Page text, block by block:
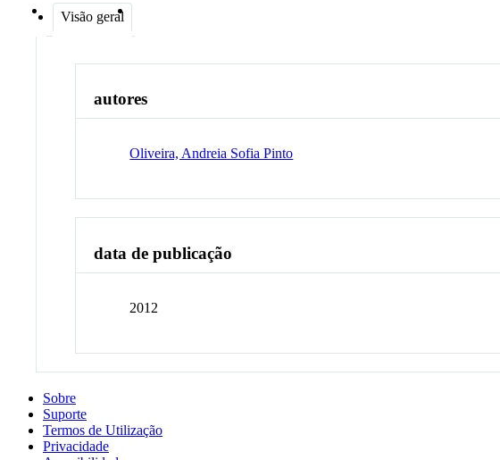
Visão geral
autores
Oliveira, Andreia Sofia Pinto
data de publicação
2012
Sobre
Suporte
Termos de Utilização
Privacidade